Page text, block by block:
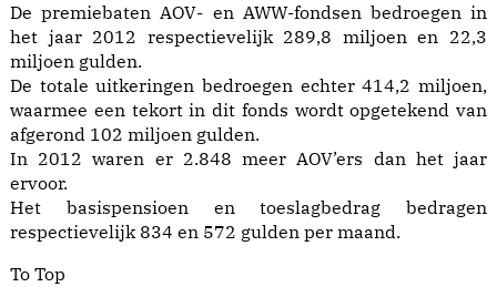
De premiebaten AOV- en AWW-fondsen bedroegen in
het jaar 2012 respectievelijk 289,8 miljoen en 22,3
miljoen gulden.
De totale uitkeringen bedroegen echter 414,2 miljoen,
waarmee een tekort in dit fonds wordt opgetekend van
afgerond 102 miljoen gulden.
In 2012 waren er 2.848 meer AOV’ers dan het jaar
ervoor.
Het basispensioen en toeslagbedrag bedragen
respectievelijk 834 en 572 gulden per maand.
To Top